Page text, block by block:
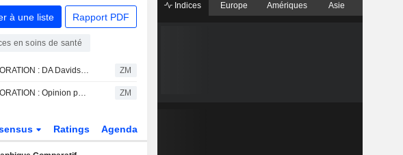
à une liste Rapport PDF
en soins de santé
CVS HEALTH CORPORATION : DA Davidson persiste à l'achat ZM
CVS HEALTH CORPORATION : Opinion positive de UBS ZM
Ratings Agenda
Indices Europe Amériques Asie